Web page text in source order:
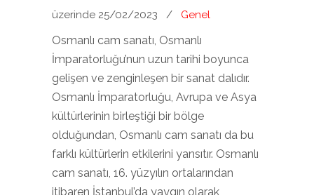
üzerinde 25/02/2023 / Genel
Osmanlı cam sanatı, Osmanlı
İmparatorluğu’nun uzun tarihi boyunca
gelişen ve zenginleşen bir sanat dalıdır.
Osmanlı İmparatorluğu, Avrupa ve Asya
kültürlerinin birleştiği bir bölge
olduğundan, Osmanlı cam sanatı da bu
farklı kültürlerin etkilerini yansıtır. Osmanlı
cam sanatı, 16. yüzyılın ortalarından
itibaren İstanbul’da yaygın olarak